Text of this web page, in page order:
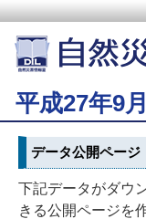
平成27年9
データ公開ページ
下記データがダウ
きる公開ページを